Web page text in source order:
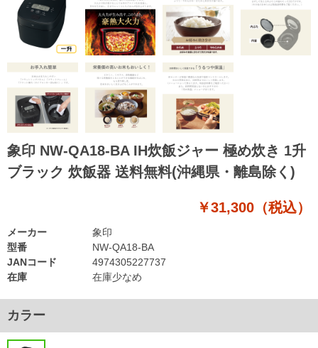
象印 NW-QA18-BA IH炊飯ジャー 極め炊き 1升
ブラック 炊飯器 送料無料(沖縄県・離島除く)
￥31,300（税込）
型番
NW-QA18-BA
JANコード
4974305227737
在庫
在庫少なめ
メーカー 象印
カラー